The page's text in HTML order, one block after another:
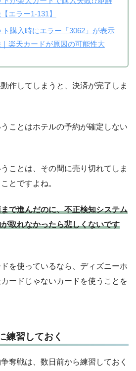
エラー1-131】
購入時にエラー「3062」が表示
楽天カードが原因の可能性大
作してしまうと、決済が完了しま
ことはホテルの予約が確定しない
ことは、その間に売り切れてしま
とですよね。
で進んだのに、不正検知システム
取れなかったら悲しくないです
を使っているなら、ディズニーホ
ードじゃないカードを使うことを
練習しておく
奪戦は、数日前から練習しておく